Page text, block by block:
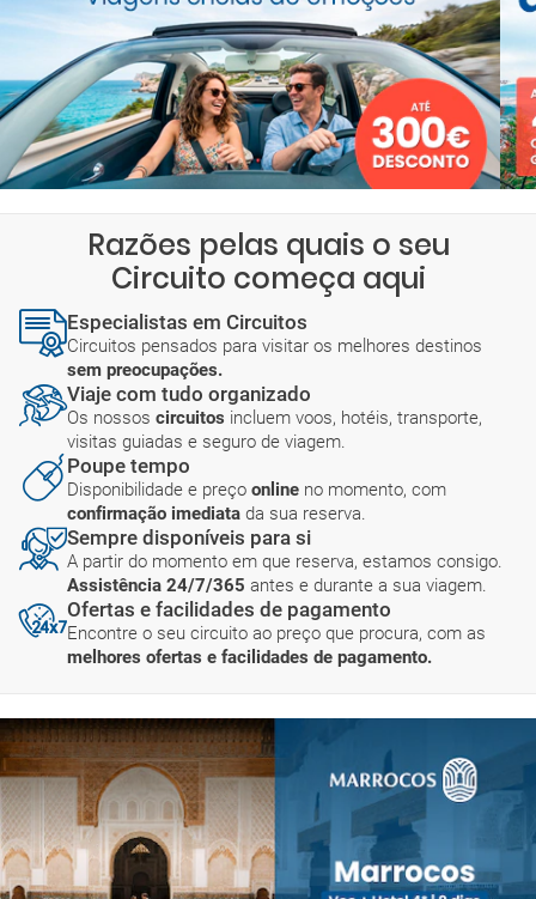
Razões pelas quais o seu
Circuito começa aqui
Especialistas em Circuitos
Circuitos pensados para visitar os melhores destinos
sem preocupações.
Viaje com tudo organizado
Os nossos circuitos incluem voos, hotéis, transporte,
visitas guiadas e seguro de viagem.
Poupe tempo
Disponibilidade e preço online no momento, com
confirmação imediata da sua reserva.
Sempre disponíveis para si
A partir do momento em que reserva, estamos consigo.
Assistência 24/7/365 antes e durante a sua viagem.
Ofertas e facilidades de pagamento
Encontre o seu circuito ao preço que procura, com as
melhores ofertas e facilidades de pagamento.